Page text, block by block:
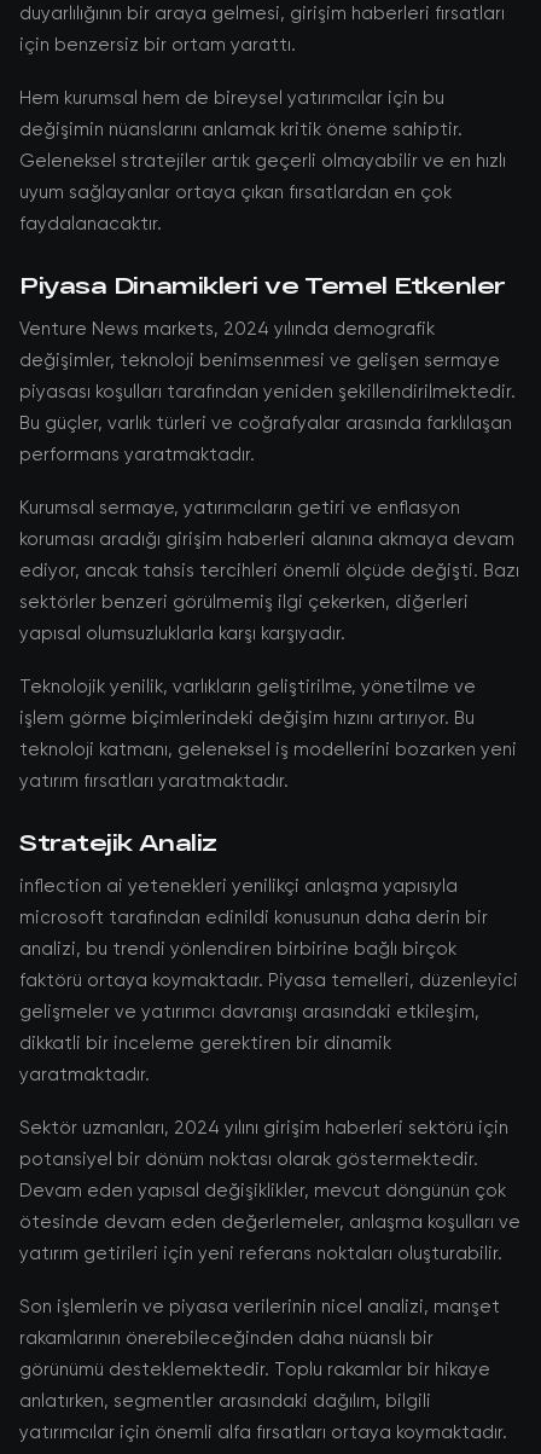
duyarlılığının bir araya gelmesi, girişim haberleri fırsatları
için benzersiz bir ortam yarattı.
Hem kurumsal hem de bireysel yatırımcılar için bu
değişimin nüanslarını anlamak kritik öneme sahiptir.
Geleneksel stratejiler artık geçerli olmayabilir ve en hızlı
uyum sağlayanlar ortaya çıkan fırsatlardan en çok
faydalanacaktır.
Piyasa Dinamikleri ve Temel Etkenler
Venture News markets, 2024 yılında demografik
değişimler, teknoloji benimsenmesi ve gelişen sermaye
piyasası koşulları tarafından yeniden şekillendirilmektedir.
Bu güçler, varlık türleri ve coğrafyalar arasında farklılaşan
performans yaratmaktadır.
Kurumsal sermaye, yatırımcıların getiri ve enflasyon
koruması aradığı girişim haberleri alanına akmaya devam
ediyor, ancak tahsis tercihleri önemli ölçüde değişti. Bazı
sektörler benzeri görülmemiş ilgi çekerken, diğerleri
yapısal olumsuzluklarla karşı karşıyadır.
Teknolojik yenilik, varlıkların geliştirilme, yönetilme ve
işlem görme biçimlerindeki değişim hızını artırıyor. Bu
teknoloji katmanı, geleneksel iş modellerini bozarken yeni
yatırım fırsatları yaratmaktadır.
Stratejik Analiz
inflection ai yetenekleri yenilikçi anlaşma yapısıyla
microsoft tarafından edinildi konusunun daha derin bir
analizi, bu trendi yönlendiren birbirine bağlı birçok
faktörü ortaya koymaktadır. Piyasa temelleri, düzenleyici
gelişmeler ve yatırımcı davranışı arasındaki etkileşim,
dikkatli bir inceleme gerektiren bir dinamik
yaratmaktadır.
Sektör uzmanları, 2024 yılını girişim haberleri sektörü için
potansiyel bir dönüm noktası olarak göstermektedir.
Devam eden yapısal değişiklikler, mevcut döngünün çok
ötesinde devam eden değerlemeler, anlaşma koşulları ve
yatırım getirileri için yeni referans noktaları oluşturabilir.
Son işlemlerin ve piyasa verilerinin nicel analizi, manşet
rakamlarının önerebileceğinden daha nüanslı bir
görünümü desteklemektedir. Toplu rakamlar bir hikaye
anlatırken, segmentler arasındaki dağılım, bilgili
yatırımcılar için önemli alfa fırsatları ortaya koymaktadır.